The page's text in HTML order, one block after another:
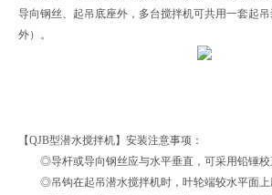
导向钢丝、起吊底座外，多台搅拌机可共用一套起
外）。
【QJB型潜水搅拌机】安装注意事项：
◎导杆或导向钢丝应与水平垂直，可采用铅锤校
◎吊钩在起吊潜水搅拌机时，叶轮端较水平面上